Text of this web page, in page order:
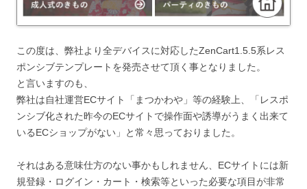
この度は、弊社より全デバイスに対応したZenCart1.5.5系レス
ポンシブテンプレートを発売させて頂く事となりました。
と言いますのも、
弊社は自社運営ECサイト「まつかわや」等の経験上、「レスポ
ンシブ化された昨今のECサイトで操作面や誘導がうまく出来て
いるECショップがない」と常々思っておりました。
それはある意味仕方のない事かもしれません、ECサイトには新
規登録・ログイン・カート・検索等といった必要な項目が非常